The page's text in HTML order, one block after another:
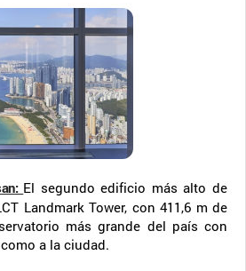
: El segundo edificio más alto de
Landmark Tower, con 411,6 m de
más grande del país con
a la ciudad.